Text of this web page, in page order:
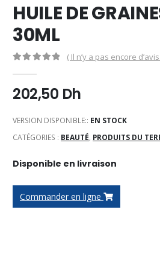
HUILE DE
30ML
( Il n’y a pas encore
202,50 Dh
VERSION DISPONIBLE:: EN STOCK
CATÉGORIES : BEAUTÉ, PRODUITS DU
Disponible en livraison
Commander en ligne